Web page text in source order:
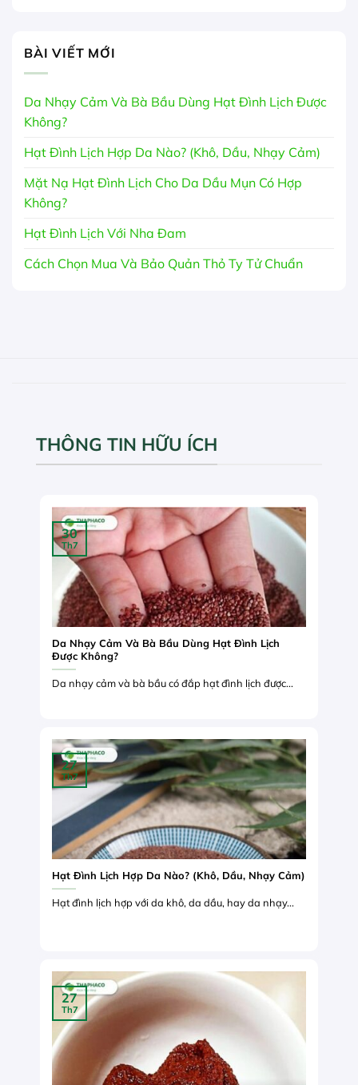
BÀI VIẾT MỚI
Da Nhạy Cảm Và Bà Bầu Dùng Hạt Đình Lịch Được
Không?
Hạt Đình Lịch Hợp Da Nào? (Khô, Dầu, Nhạy Cảm)
Mặt Nạ Hạt Đình Lịch Cho Da Dầu Mụn Có Hợp
Không?
Hạt Đình Lịch Với Nha Đam
Cách Chọn Mua Và Bảo Quản Thỏ Ty Tử Chuẩn
THÔNG TIN HỮU ÍCH
Da Nhạy Cảm Và Bà Bầu Dùng Hạt Đình Lịch
Được Không?
Da nhạy cảm và bà bầu có đắp hạt đình lịch được...
30
Th7
Hạt Đình Lịch Hợp Da Nào? (Khô, Dầu, Nhạy Cảm)
Hạt đình lịch hợp với da khô, da dầu, hay da nhạy...
27
Th7
27
Th7